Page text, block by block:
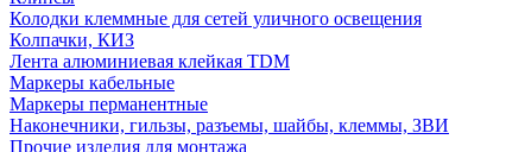
Колодки клеммные для сетей уличного освещения
Колпачки, КИЗ
Лента алюминиевая клейкая TDM
Маркеры кабельные
Маркеры перманентные
Наконечники, гильзы, разъемы, шайбы, клеммы, ЗВИ
Прочие изделия для монтажа